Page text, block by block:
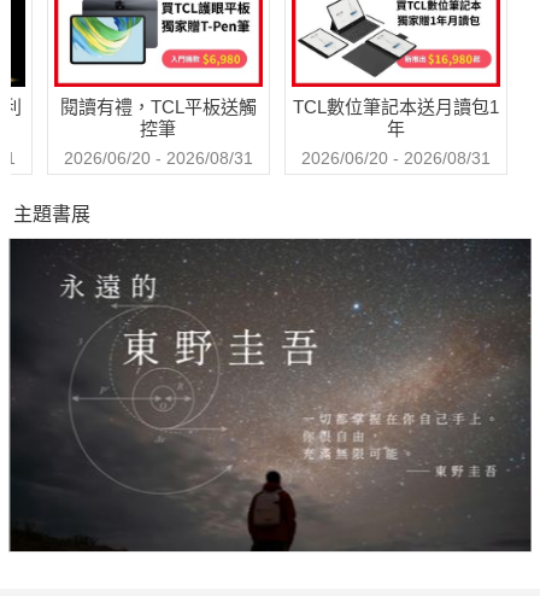
閱讀有禮，TCL平板送觸
控筆
2026/06/20 - 2026/08/31
TCL數位筆記本送月讀包1
年
2026/06/20 - 2026/08/31
主題書展